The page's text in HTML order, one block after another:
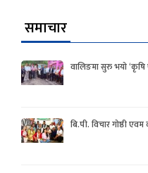
समाचार
वालिङमा सुरु भयो ‘कृषि
बि.पी. विचार गोष्ठी